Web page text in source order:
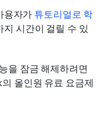
용자가 튜토리얼로 학
시간이 걸릴 수 있
을 잠금 해제하려면
올인원 유료 요금제